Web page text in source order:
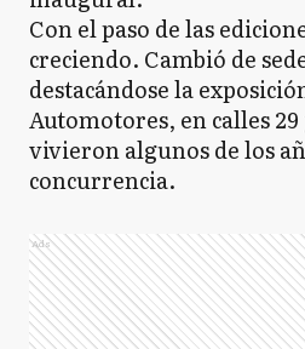
Con el paso de las
creciendo. Cambió de
destacándose la
Automotores, en calles 29
vivieron algunos de los
concurrencia.
Ads